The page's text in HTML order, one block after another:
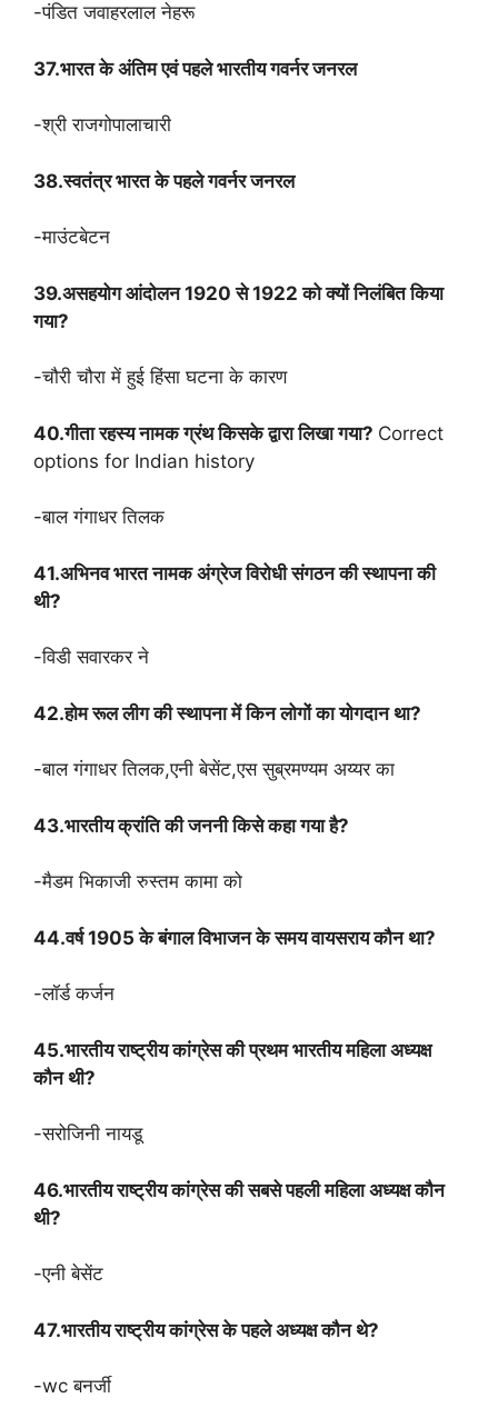
-पंडित जवाहरलाल नेहरू
37.भारत के अंतिम एवं पहले भारतीय गवर्नर जनरल
-श्री राजगोपालाचारी
38.स्वतंत्र भारत के पहले गवर्नर जनरल
-माउंटबेटन
39.असहयोग आंदोलन 1920 से 1922 को क्यों निलंबित किया
गया?
-चौरी चौरा में हुई हिंसा घटना के कारण
40.गीता रहस्य नामक ग्रंथ किसके द्वारा लिखा गया? Correct
options for Indian history
-बाल गंगाधर तिलक
41.अभिनव भारत नामक अंग्रेज विरोधी संगठन की स्थापना की
थी?
-विडी सवारकर ने
42.होम रूल लीग की स्थापना में किन लोगों का योगदान था?
-बाल गंगाधर तिलक,एनी बेसेंट,एस सुब्रमण्यम अय्यर का
43.भारतीय क्रांति की जननी किसे कहा गया है?
-मैडम भिकाजी रुस्तम कामा को
44.वर्ष 1905 के बंगाल विभाजन के समय वायसराय कौन था?
-लॉर्ड कर्जन
45.भारतीय राष्ट्रीय कांग्रेस की प्रथम भारतीय महिला अध्यक्ष
कौन थी?
-सरोजिनी नायडू
46.भारतीय राष्ट्रीय कांग्रेस की सबसे पहली महिला अध्यक्ष कौन
थी?
-एनी बेसेंट
47.भारतीय राष्ट्रीय कांग्रेस के पहले अध्यक्ष कौन थे?
-wc बनर्जी